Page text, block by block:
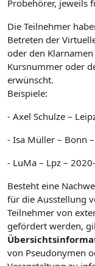
Probehörer, jeweils
Die Teilnehmer
Betreten der
oder den
Kursnummer oder
erwünscht.
Beispiele:
- Axel Schulze –
- Isa Müller – Bonn –
- LuMa – Lpz –
Besteht eine
für die Ausstellung
Teilnehmer von
gefördert werden,
von Pseudonymen